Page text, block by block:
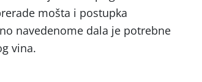
mošta i postupka
navedenome dala je potrebne
vina.